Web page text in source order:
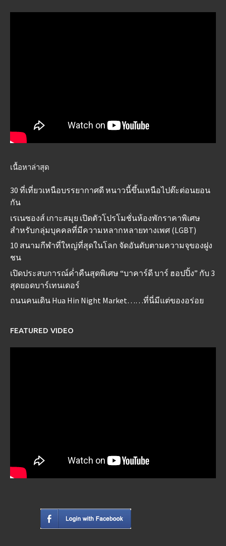
เนื้อหาล่าสุด
30 ที่เที่ยวเหนือบรรยากาศดี หนาวนี้ขึ้นเหนือไปต๊ะต่อนยอน
กัน
เรเนซองส์ เกาะสมุย เปิดตัวโปรโมชั่นห้องพักราคาพิเศษ
สำหรับกลุ่มบุคคลที่มีความหลากหลายทางเพศ (LGBT)
10 สนามกีฬาที่ใหญ่ที่สุดในโลก จัดอันดับตามความจุของฝูง
ชน
เปิดประสบการณ์ค่ำคืนสุดพิเศษ “บาคาร์ดี บาร์ ฮอปปิ้ง” กับ 3
สุดยอดบาร์เทนเดอร์
ถนนคนเดิน Hua Hin Night Market……ที่นี่มีแต่ของอร่อย
FEATURED VIDEO